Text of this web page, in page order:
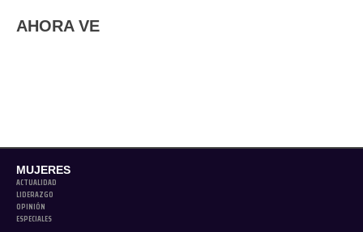
AHORA VE
MUJERES
ACTUALIDAD
LIDERAZGO
OPINIÓN
ESPECIALES